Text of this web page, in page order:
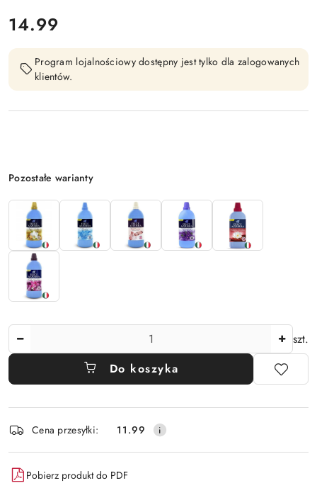
cena:
14.99
Program lojalnościowy dostępny jest tylko dla zalogowanych
klientów.
Wariant
Pozostałe warianty
szt.
Do koszyka
i
dostawa
Cena przesyłki: 11.99
Pobierz produkt do PDF